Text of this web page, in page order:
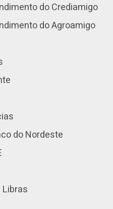
do Crediamigo
do Agroamigo
do Nordeste